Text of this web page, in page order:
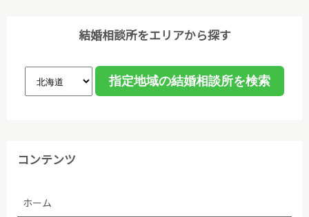
三者への提供は行いません。
(6)個人情報保護の状況を定期的に確認、見直しを行
い、継続的に改善します。
株式会社BIU 苦情・相談窓口
結婚相談所をエリアから探す
コンテンツ
ホーム